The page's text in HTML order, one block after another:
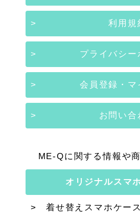
利用規
プライバシー
会員登録・マ
お問い合
ME-Qに関する情報や
オリジナルスマ
着せ替えスマホケース